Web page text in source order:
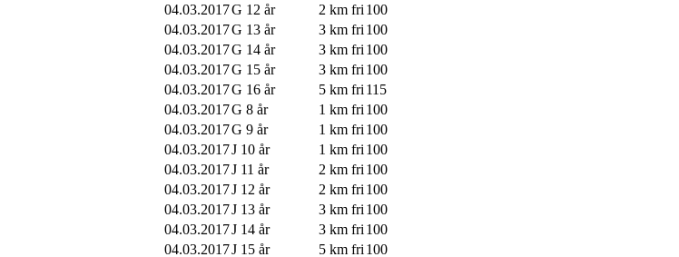
04.03.2017G 12 år 2 km fri 100
04.03.2017G 13 år 3 km fri 100
04.03.2017G 14 år 3 km fri 100
04.03.2017G 15 år 3 km fri 100
04.03.2017G 16 år 5 km fri 115
04.03.2017G 8 år 1 km fri 100
04.03.2017G 9 år 1 km fri 100
04.03.2017J 10 år 1 km fri 100
04.03.2017J 11 år 2 km fri 100
04.03.2017J 12 år 2 km fri 100
04.03.2017J 13 år 3 km fri 100
04.03.2017J 14 år 3 km fri 100
04.03.2017J 15 år 5 km fri 100